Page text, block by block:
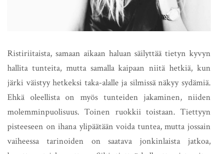
Ristiriitaista, samaan aikaan haluan säilyttää tietyn kyvyn
hallita tunteita, mutta samalla kaipaan niitä hetkiä, kun
järki väistyy hetkeksi taka-alalle ja silmissä näkyy sydämiä.
Ehkä oleellista on myös tunteiden jakaminen, niiden
molemminpuolisuus. Toinen ruokkii toistaan. Tiettyyn
pisteeseen on ihana ylipäätään voida tuntea, mutta jossain
vaiheessa tarinoiden on saatava jonkinlaista jatkoa,